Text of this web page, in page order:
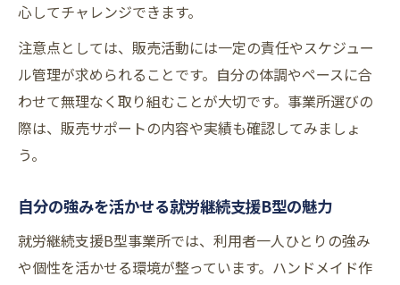
心してチャレンジできます。
注意点としては、販売活動には一定の責任やスケジュー
ル管理が求められることです。自分の体調やペースに合
わせて無理なく取り組むことが大切です。事業所選びの
際は、販売サポートの内容や実績も確認してみましょ
う。
自分の強みを活かせる就労継続支援B型の魅力
就労継続支援B型事業所では、利用者一人ひとりの強み
や個性を活かせる環境が整っています。ハンドメイド作